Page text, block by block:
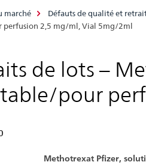
marché Défauts de qualité et
perfusion 2,5 mg/ml, Vial 5mg/2ml
de lots –
pour
Methotrexat Pfizer,